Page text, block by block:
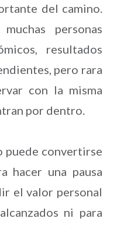
del camino.
personas
resultados
pero rara
con la misma
por dentro.
puede convertirse
hacer una pausa
el valor personal
ni para